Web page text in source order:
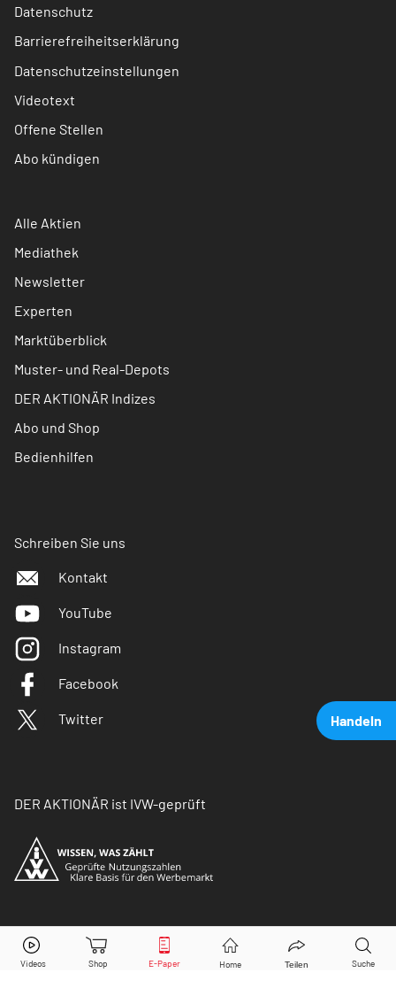
Handeln
CommerzbankAktie jetzt handeln?
Datenschutz
Barrierefreiheitserklärung
Datenschutzeinstellungen
Videotext
Offene Stellen
Abo kündigen
Alle Aktien
Mediathek
Newsletter
Experten
Marktüberblick
Muster- und Real-Depots
DER AKTIONÄR Indizes
Abo und Shop
Bedienhilfen
Schreiben Sie uns
Kontakt
YouTube
Instagram
Facebook
Twitter
DER AKTIONÄR ist IVW-geprüft
© Copyright 2026 Börsenmedien AG. Alle Rechte